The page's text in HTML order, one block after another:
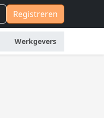
Registreren
Werkgevers